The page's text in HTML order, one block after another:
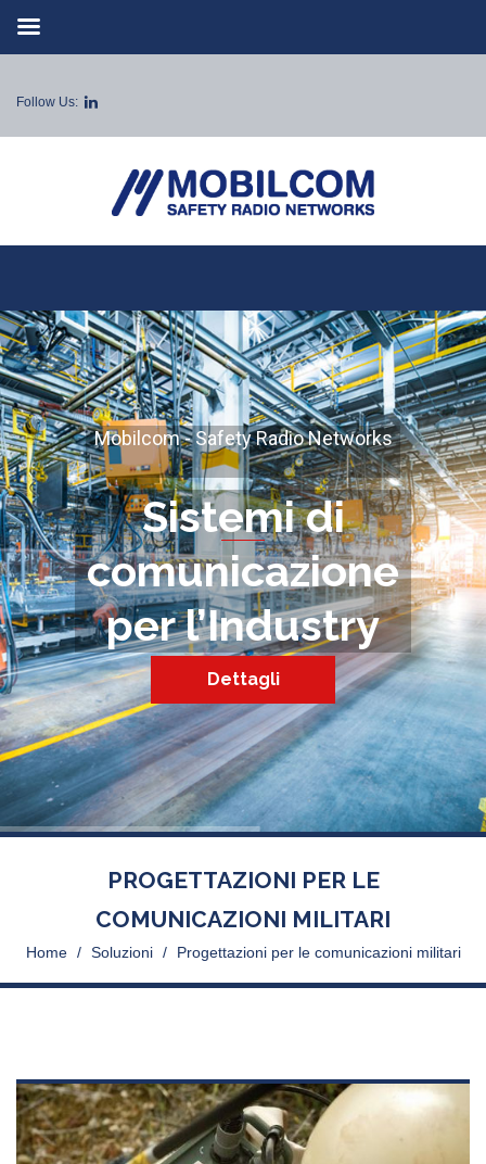
Follow Us:
Sistemi di
comunicazione
per l’Industry
Mobilcom - Safety Radio Networks
Dettagli
PROGETTAZIONI PER LE
COMUNICAZIONI MILITARI
Home >Soluzioni Progettazioni per le comunicazioni militari